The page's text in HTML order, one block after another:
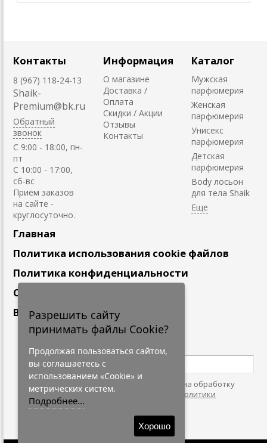
Контакты
8 (967) 118-24-13
Shaik-
Premium@bk.ru
Обратный
звонок
C 9:00 - 18:00, пн-
пт
С 10:00 - 17:00,
сб-вс
Приём заказов
на сайте -
круглосуточно.
Информация
О магазине
Доставка /
Оплата
Скидки / Акции
Отзывы
Контакты
Каталог
Мужская
парфюмерия
Женская
парфюмерия
Унисекс
парфюмерия
Детская
парфюмерия
Body лосьон
для тела Shaik
Главная
Политика использования cookie файлов
Политика конфиденциальности
Сотрудничество
Вакансии
Подпишитесь
Нажимая на кнопку, я даю согласие на обработку
персональных данных. С условиями
"Политики
Конфидециальности"
Разрешить сайту
принимать файлы Cookie?
Продолжая пользоваться сайтом,
вы соглашаетесь с
использованием «Cookie» и
метрических систем.
Подробнее...
Хорошо